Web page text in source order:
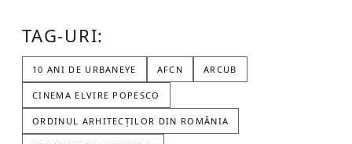
TAG-URI:
10 ANI DE URBANEYE AFCN ARCUB
CINEMA ELVIRE POPESCO
ORDINUL ARHITECȚILOR DIN ROMÂNIA